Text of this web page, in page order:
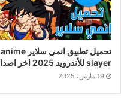
تحميل تطبيق انمي سلاير anime
slayer للأندرويد 2025 اخر اصدار
19 مارس، 2025